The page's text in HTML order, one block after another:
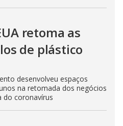
retoma as
de plástico
desenvolveu espaços
na retomada dos negócios
do coronavírus